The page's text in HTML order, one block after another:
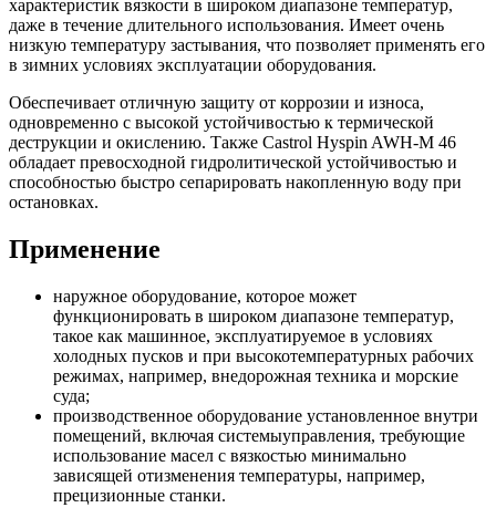
характеристик вязкости в широком диапазоне температур,
даже в течение длительного использования. Имеет очень
низкую температуру застывания, что позволяет применять его
в зимних условиях эксплуатации оборудования.
Обеспечивает отличную защиту от коррозии и износа,
одновременно с высокой устойчивостью к термической
деструкции и окислению. Также Castrol Hyspin AWH-M 46
обладает превосходной гидролитической устойчивостью и
способностью быстро сепарировать накопленную воду при
остановках.
Применение
наружное оборудование, которое может
функционировать в широком диапазоне температур,
такое как машинное, эксплуатируемое в условиях
холодных пусков и при высокотемпературных рабочих
режимах, например, внедорожная техника и морские
суда;
производственное оборудование установленное внутри
помещений, включая системыуправления, требующие
использование масел с вязкостью минимально
зависящей отизменения температуры, например,
прецизионные станки.